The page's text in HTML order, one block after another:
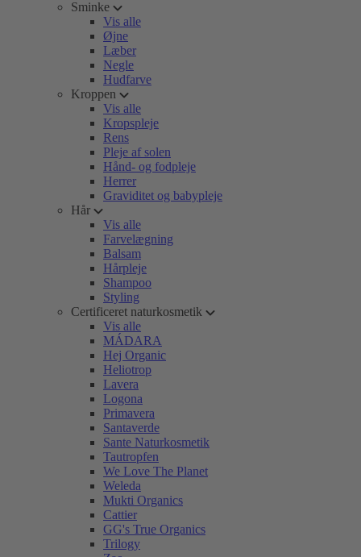
Sminke
Vis alle
Øjne
Læber
Negle
Hudfarve
Kroppen
Vis alle
Kropspleje
Rens
Pleje af solen
Hånd- og fodpleje
Herrer
Graviditet og babypleje
Hår
Vis alle
Farvelægning
Balsam
Hårpleje
Shampoo
Styling
Certificeret naturkosmetik
Vis alle
MÁDARA
Hej Organic
Heliotrop
Lavera
Logona
Primavera
Santaverde
Sante Naturkosmetik
Tautropfen
We Love The Planet
Weleda
Mukti Organics
Cattier
GG's True Organics
Trilogy